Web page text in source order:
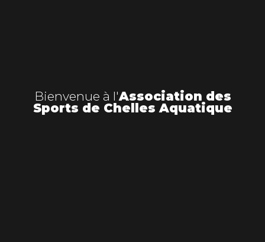
Bienvenue à l'Association des
Sports de Chelles Aquatique